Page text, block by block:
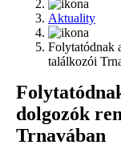
Aktuality
Folytatódnak
találkozói
F
dolgozók
Trnavában